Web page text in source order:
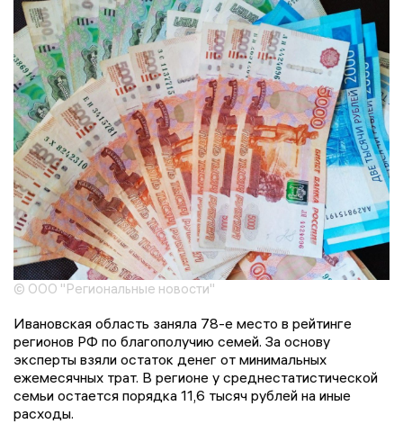
© ООО "Региональные новости"
Ивановская область заняла 78-е место в рейтинге
регионов РФ по благополучию семей. За основу
эксперты взяли остаток денег от минимальных
ежемесячных трат. В регионе у среднестатистической
семьи остается порядка 11,6 тысяч рублей на иные
расходы.